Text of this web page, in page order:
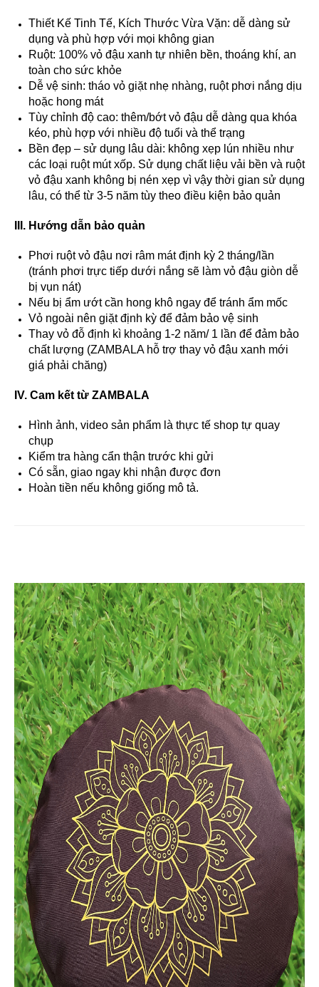
Thiết Kế Tinh Tế, Kích Thước Vừa Vặn: dễ dàng sử
dụng và phù hợp với mọi không gian
Ruột: 100% vỏ đậu xanh tự nhiên bền, thoáng khí, an
toàn cho sức khỏe
Dễ vệ sinh: tháo vỏ giặt nhẹ nhàng, ruột phơi nắng dịu
hoặc hong mát
Tùy chỉnh độ cao: thêm/bớt vỏ đậu dễ dàng qua khóa
kéo, phù hợp với nhiều độ tuổi và thể trạng
Bền đẹp – sử dụng lâu dài: không xẹp lún nhiều như
các loại ruột mút xốp. Sử dụng chất liệu vải bền và ruột
vỏ đậu xanh không bị nén xẹp vì vậy thời gian sử dụng
lâu, có thể từ 3-5 năm tùy theo điều kiện bảo quản
III. Hướng dẫn bảo quản
Phơi ruột vỏ đậu nơi râm mát định kỳ 2 tháng/lần
(tránh phơi trực tiếp dưới nắng sẽ làm vỏ đậu giòn dễ
bị vụn nát)
Nếu bị ẩm ướt cần hong khô ngay để tránh ẩm mốc
Vỏ ngoài nên giặt định kỳ để đảm bảo vệ sinh
Thay vỏ đỗ định kì khoảng 1-2 năm/ 1 lần để đảm bảo
chất lượng (ZAMBALA hỗ trợ thay vỏ đậu xanh mới
giá phải chăng)
IV. Cam kết từ ZAMBALA
Hình ảnh, video sản phẩm là thực tế shop tự quay
chụp
Kiểm tra hàng cẩn thận trước khi gửi
Có sẵn, giao ngay khi nhận được đơn
Hoàn tiền nếu không giống mô tả.